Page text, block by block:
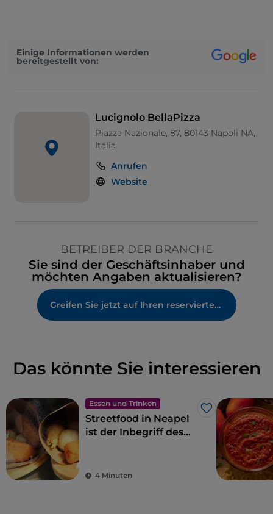
Einige Informationen werden
bereitgestellt von:
Lucignolo BellaPizza
Piazza Nazionale, 87, 80143 Napoli NA,
Italia
Anrufen
Website
BETREIBER DER BRANCHE
Sie sind der Geschäftsinhaber und
möchten Angaben aktualisieren?
Greifen Sie jetzt auf Ihren reservierten Bereich zu
Das könnte Sie interessieren
Essen und Trinken
Like
Streetfood in Neapel
ist der Inbegriff des
4 Minuten